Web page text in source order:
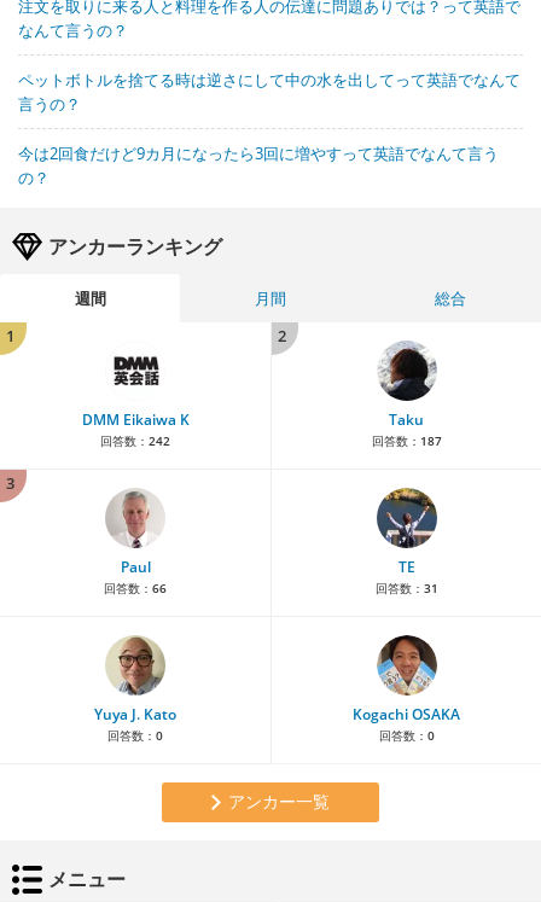
注文を取りに来る人と料理を作る人の伝達に問題ありでは？って英語で
なんて言うの？
ペットボトルを捨てる時は逆さにして中の水を出してって英語でなんて
言うの？
今は2回食だけど9カ月になったら3回に増やすって英語でなんて言う
の？
アンカーランキング
週間 月間
総合
1
DMM Eikaiwa K
回答数： 242
2
Taku
回答数： 187
3
Paul
回答数： 66
TE
回答数： 31
Yuya J. Kato
回答数： 0
Kogachi OSAKA
回答数： 0
アンカー一覧
メニュー